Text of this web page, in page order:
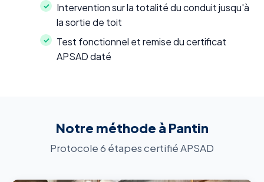
Intervention sur la totalité du conduit jusqu'à
la sortie de toit
Test fonctionnel et remise du certificat
APSAD daté
Notre méthode à Pantin
Protocole 6 étapes certifié APSAD